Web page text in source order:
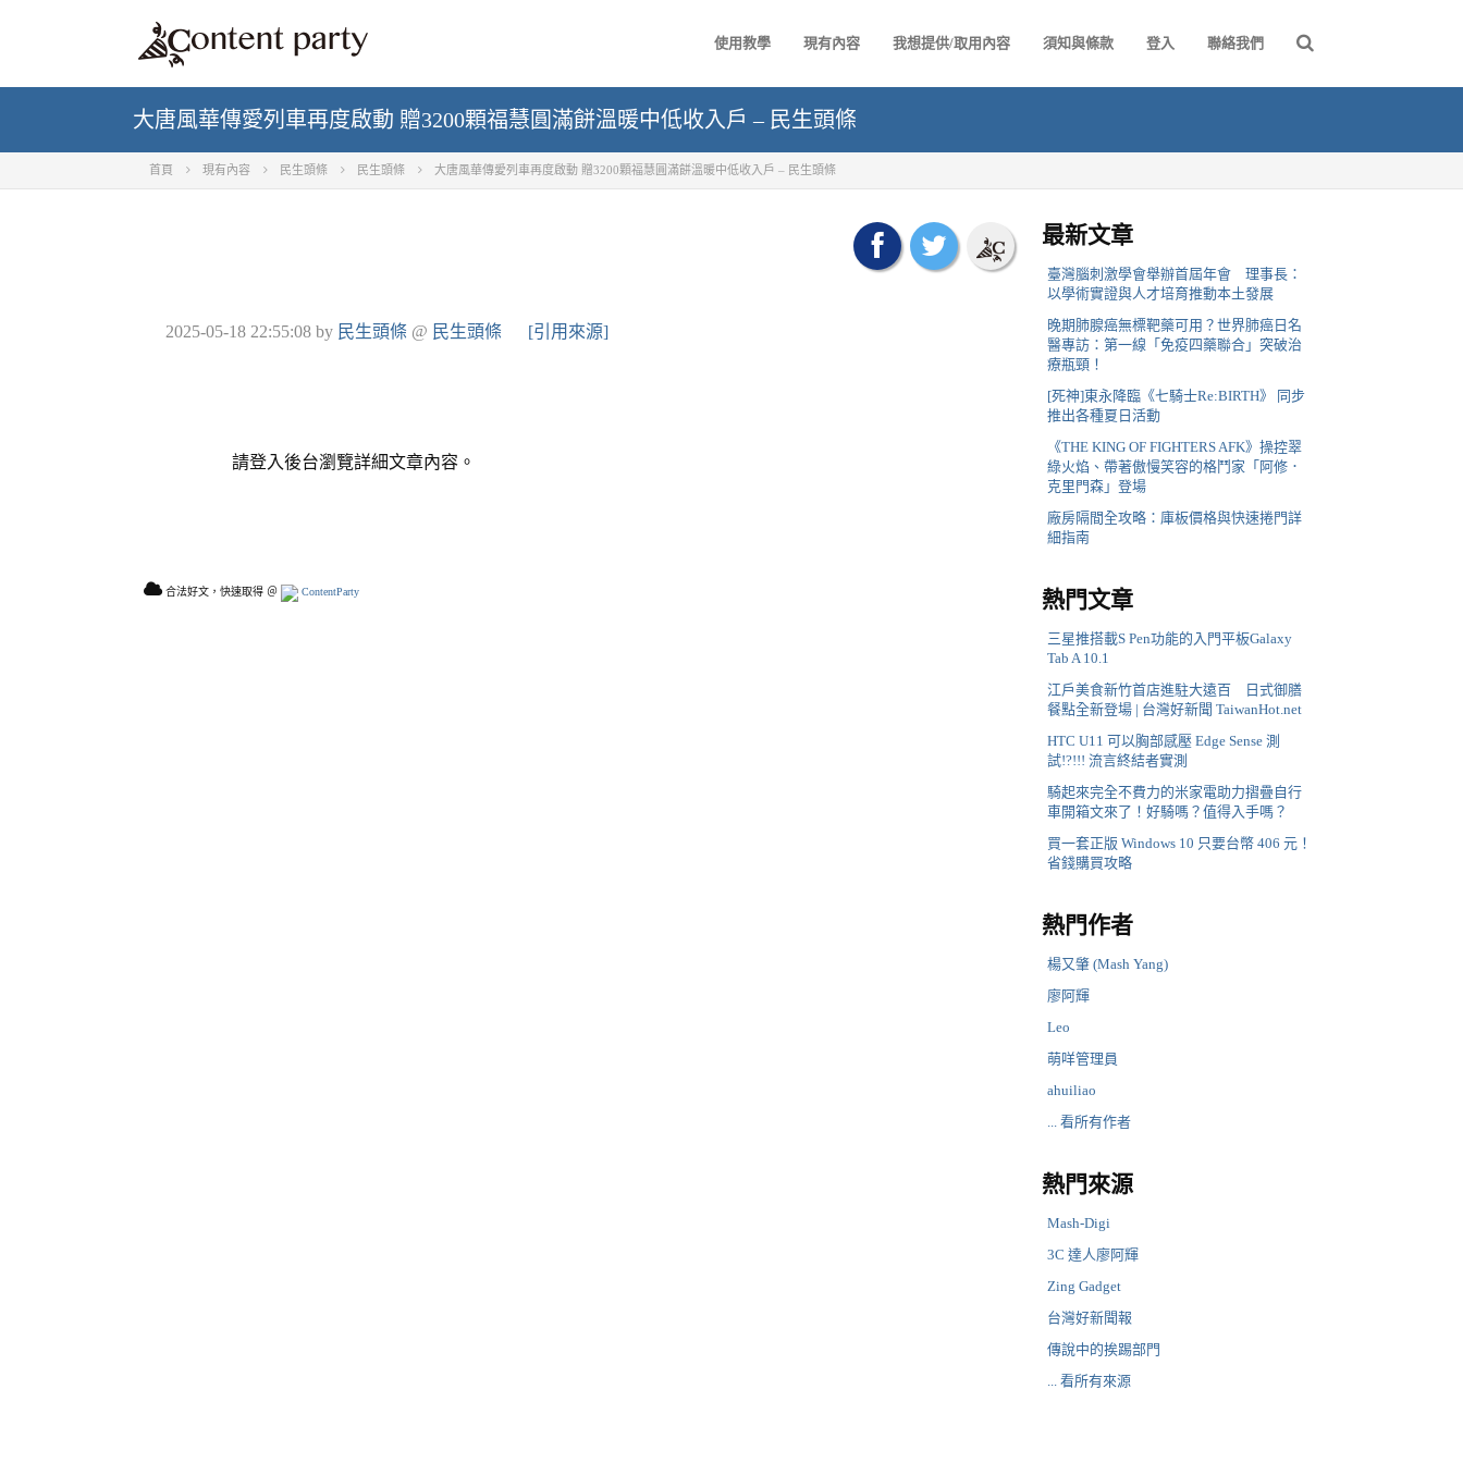
使用教學 現有內容 我想提供/取用內容 須知與條款 登入 聯絡我們
大唐風華傳愛列車再度啟動 贈3200顆福慧圓滿餅溫暖中低收入戶 – 民生頭條
首頁 現有內容 民生頭條 民生頭條 大唐風華傳愛列車再度啟動 贈3200顆福慧圓滿餅溫暖中低收入戶 – 民生頭條
2025-05-18 22:55:08 by 民生頭條 @ 民生頭條 [引用來源]
請登入後台瀏覽詳細文章內容。
合法好文，快速取得 ＠ ContentParty
最新文章
臺灣腦刺激學會舉辦首屆年會 理事長：
以學術實證與人才培育推動本土發展
晚期肺腺癌無標靶藥可用？世界肺癌日名
醫專訪：第一線「免疫四藥聯合」突破治
療瓶頸！
[死神]東永降臨《七騎士Re:BIRTH》 同步
推出各種夏日活動
《THE KING OF FIGHTERS AFK》操控翠
綠火焰、帶著傲慢笑容的格鬥家「阿修．
克里門森」登場
廠房隔間全攻略：庫板價格與快速捲門詳
細指南
熱門文章
三星推搭載S Pen功能的入門平板Galaxy
Tab A 10.1
江戶美食新竹首店進駐大遠百 日式御膳
餐點全新登場 | 台灣好新聞 TaiwanHot.net
HTC U11 可以胸部感壓 Edge Sense 測
試!?!!! 流言終結者實測
騎起來完全不費力的米家電助力摺疊自行
車開箱文來了！好騎嗎？值得入手嗎？
買一套正版 Windows 10 只要台幣 406 元！
省錢購買攻略
熱門作者
楊又肇 (Mash Yang)
廖阿輝
Leo
萌咩管理員
ahuiliao
... 看所有作者
熱門來源
Mash-Digi
3C 達人廖阿輝
Zing Gadget
台灣好新聞報
傳說中的挨踢部門
... 看所有來源